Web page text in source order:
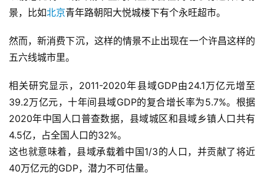
景，比如北京青年路朝阳大悦城楼下有个永旺超市。
然而，新消费下沉，这样的情景不止出现在一个许昌这样的
五六线城市里。
相关研究显示，2011-2020年县域GDP由24.1万亿元增至
39.2万亿元，十年间县域GDP的复合增长率为5.7%。根据
2020年中国人口普查数据，县域城区和县域乡镇人口共有
4.5亿，占全国人口的32%。
这也就意味着，县域承载着中国1/3的人口，并贡献了将近
40万亿元的GDP，潜力不可估量。